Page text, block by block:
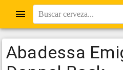
Buscar cerveza...
Abadessa